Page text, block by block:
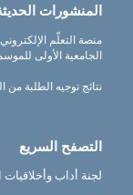
المنشورات
منصة التعلّم
الجامعية الأولى للموسم
نتائج توجيه الطلبة
التصفح السريع
لجنة أداب وأخلاقيات